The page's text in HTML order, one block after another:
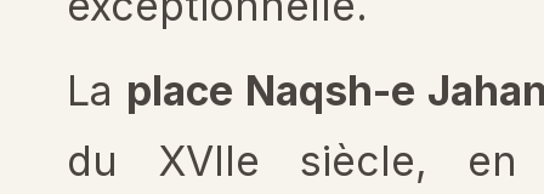
La place Naqsh-e
du XVIIe siècle, en